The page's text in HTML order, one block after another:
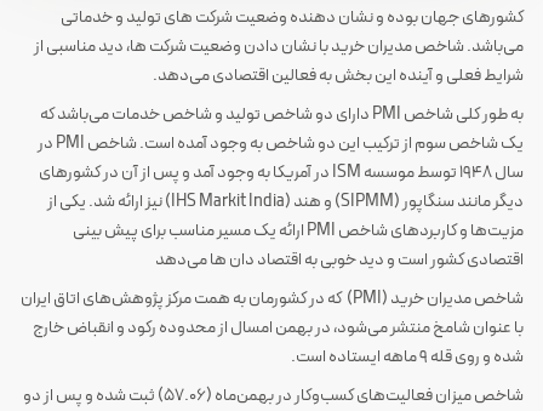
کشورهای جهان بوده و نشان دهنده وضعیت شرکت های تولید و خدماتی
می‌باشد. شاخص مدیران خرید با نشان دادن وضعیت شرکت ها، دید مناسبی از
شرایط فعلی و آینده این بخش به فعالین اقتصادی می‌دهد.
به طور کلی شاخص PMI دارای دو شاخص تولید و شاخص خدمات می‌باشد که
یک شاخص سوم از ترکیب این دو شاخص به وجود آمده است. شاخص PMI در
سال 1948 توسط موسسه ISM در آمریکا به وجود آمد و پس از آن در کشورهای
دیگر مانند سنگاپور (SIPMM) و هند (IHS Markit India) نیز ارائه شد. یکی از
مزیت‌ها و کاربردهای شاخص PMI ارائه یک مسیر مناسب برای پیش بینی
اقتصادی کشور است و دید خوبی به اقتصاد دان ها می‌دهد
شاخص مدیران خرید (PMI) که در کشورمان به همت مرکز پژوهش‌های اتاق ایران
با عنوان شامخ منتشر می‌شود، در بهمن امسال از محدوده رکود و انقباض خارج
شده و روی قله 9 ماهه ایستاده است.
شاخص میزان فعالیت‌های کسب‌وکار در بهمن‌ماه (57.06) ثبت شده و پس از دو